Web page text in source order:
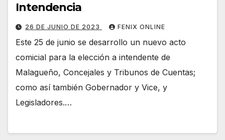
Intendencia
26 DE JUNIO DE 2023 FENIX ONLINE
Este 25 de junio se desarrollo un nuevo acto
comicial para la elección a intendente de
Malagueño, Concejales y Tribunos de Cuentas;
como así también Gobernador y Vice, y
Legisladores.…